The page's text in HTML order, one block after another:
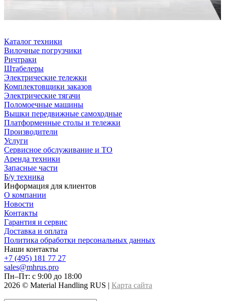
Каталог техники
Вилочные погрузчики
Ричтраки
Штабелеры
Электрические тележки
Комплектовщики заказов
Электрические тягачи
Поломоечные машины
Вышки передвижные самоходные
Платформенные столы и тележки
Производители
Услуги
Сервисное обслуживание и ТО
Аренда техники
Запасные части
Б/у техника
Информация для клиентов
О компании
Новости
Контакты
Гарантия и сервис
Доставка и оплата
Политика обработки персональных данных
Наши контакты
+7 (495) 181 77 27
sales@mhrus.pro
Пн–Пт: с 9:00 до 18:00
2026 © Material Handling RUS | Карта сайта